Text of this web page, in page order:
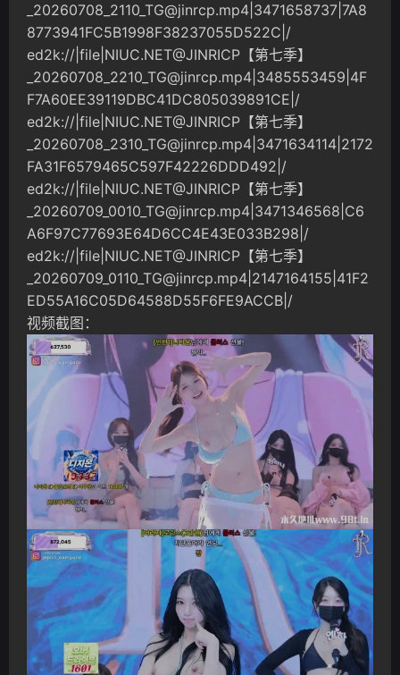
_20260708_2110_TG@jinrcp.mp4 |3471658737|7A8
8773941FC5B1998F38237055D522C|/
ed2k://|file|NIUC.NET@JINRICP【第七季】
_20260708_2210_TG@jinrcp.mp4 |3485553459|4F
F7A60EE39119DBC41DC805039891CE|/
ed2k://|file|NIUC.NET@JINRICP【第七季】
_20260708_2310_TG@jinrcp.mp4 |3471634114|2172
FA31F6579465C597F42226DDD492|/
ed2k://|file|NIUC.NET@JINRICP【第七季】
_20260709_0010_TG@jinrcp.mp4 |3471346568|C6
A6F97C77693E64D6CC4E43E033B298|/
ed2k://|file|NIUC.NET@JINRICP【第七季】
_20260709_0110_TG@jinrcp.mp4 |2147164155|41F2
ED55A16C05D64588D55F6FE9ACCB|/
视频截图：